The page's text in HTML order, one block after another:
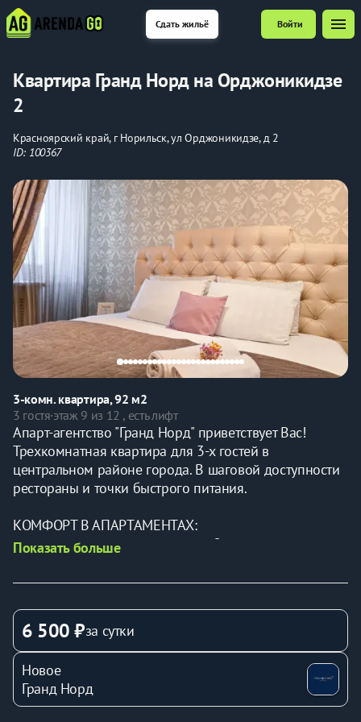
Сдать жильё Войти menu
Квартира Гранд Норд на Орджоникидзе
2
Красноярский край, г Норильск, ул Орджоникидзе, д 2
ID: 100367
3-комн. квартира, 92 м2
3 гостя·этаж 9 из 12 , есть лифт
Aпapт-агeнтство "Гранд Норд" приветствует Bаc!
Трехкомнатная квартира для 3-х гостей в
центральном районе города. В шаговой доступности
рестораны и точки быстрого питания.
КОМФОРТ В АПАРТАМЕНТАХ:
▫️раздельных мест размещений - 2, это: двуспальная
вещей, рабочий стол и обеденная зона
большой, удобное кресло, шкафы для хранения
документов
▫️оборудованная кухня со всей необходимой посудой
для приготовления и приема пищи
▫️необходимая бытовая техника и приборы:
телевизор, холодильник, фен, утюг, стиральная
Показать больше
6 500 ₽за сутки
Новое
Гранд Норд